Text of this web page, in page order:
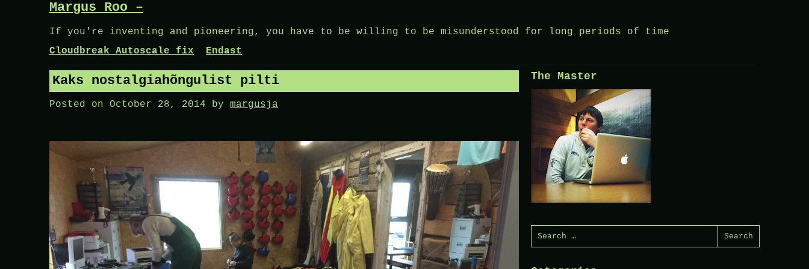
Margus Roo –
If you're inventing and pioneering, you have to be willing to be misunderstood for long periods of time
Cloudbreak Autoscale fix
Endast
Kaks nostalgiahõngulist pilti
Posted on October 28, 2014 by margusja
The Master
Search
for: